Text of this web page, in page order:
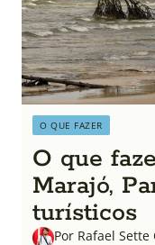
O QUE FAZER
O que
Marajó,
turísticos
Por Rafael